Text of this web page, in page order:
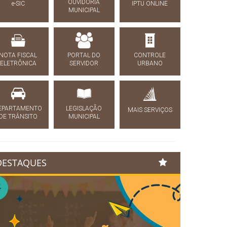
e-SIC
OUVIDORIA
MUNICIPAL
IPTU ONLINE
FISCAL
ELETRÔNICA
PORTAL DO
SERVIDOR
CONTROLE
URBANO
TRÂNSITO
LEGISLAÇÃO
MUNICIPAL
MAIS SERVIÇOS